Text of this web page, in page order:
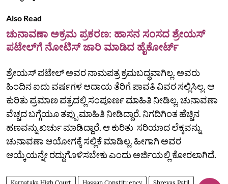
Also Read
ಚುನಾವಣಾ ಅಕ್ರಮ ಪ್ರಕರಣ: ಹಾಸನ ಸಂಸದ ಶ್ರೇಯಸ್‌
ಪಟೇಲ್‌ಗೆ ನೋಟಿಸ್‌ ಜಾರಿ ಮಾಡಿದ ಹೈಕೋರ್ಟ್‌
ಶ್ರೇಯಸ್‌ ಪಟೇಲ್‌ ಅವರ ನಾಮಪತ್ರ ಕ್ರಮಬದ್ಧವಾಗಿಲ್ಲ. ಅವರು
ಹಿಂದಿನ ಐದು ವರ್ಷಗಳ ಆದಾಯ ತೆರಿಗೆ ಪಾವತಿ ವಿವರ ಸಲ್ಲಿಸಿಲ್ಲ.‌ ಆ
ಕುರಿತು ಪ್ರಮಾಣ ಪತ್ರದಲ್ಲಿ ಸಂಪೂರ್ಣ ಮಾಹಿತಿ ನೀಡಿಲ್ಲ. ಚುನಾವಣಾ
ವೆಚ್ಚದ ಬಗ್ಗೆಯೂ ತಪ್ಪು ಮಾಹಿತಿ ನೀಡಿದ್ದಾರೆ. ನಿಗದಿಗಿಂತ ಹೆಚ್ಚಿನ
ಹಣವನ್ನು ಖರ್ಚು ಮಾಡಿದ್ದಾರೆ. ಆ ಕುರಿತು ಸರಿಯಾದ ಲೆಕ್ಕವನ್ನು
ಚುನಾವಣಾ ಆಯೋಗಕ್ಕೆ ಸಲ್ಲಿಕೆ ಮಾಡಿಲ್ಲ. ಹೀಗಾಗಿ ಅವರ
ಆಯ್ಕೆಯನ್ನೇ ರದ್ದುಗೊಳಿಸಬೇಕು ಎಂದು ಅರ್ಜಿಯಲ್ಲಿ ಕೋರಲಾಗಿದೆ.
Karnataka High Court Hassan Constituency Shreyas Patil